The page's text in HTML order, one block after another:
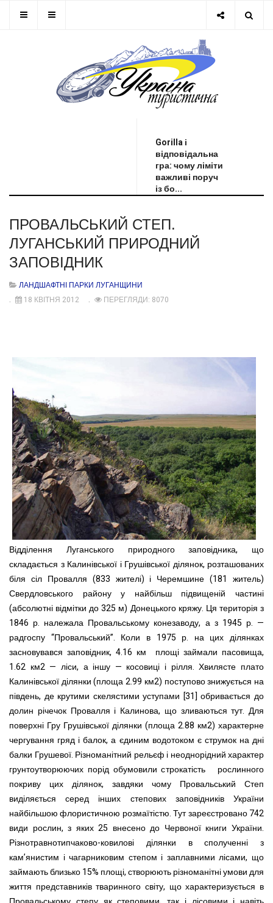
Gorilla і
відповідальна
гра: чому ліміти
важливі поруч
із бо...
ПРОВАЛЬСЬКИЙ СТЕП.
ЛУГАНСЬКИЙ ПРИРОДНИЙ
ЗАПОВІДНИК
ЛАНДШАФТНІ ПАРКИ ЛУГАНЩИНИ
18 КВІТНЯ 2012
ПЕРЕГЛЯДИ: 8070
Відділення Луганського природного заповідника, що
складається з Калинівської і Грушівської ділянок, розташованих
біля сіл Провалля (833 жителі) і Черемшине (181 житель)
Свердловського району у найбільш підвищеній частині
(абсолютні відмітки до 325 м) Донецького кряжу. Ця територія з
1846 р. належала Провальському конезаводу, а з 1945 р. —
радгоспу “Провальський”. Коли в 1975 р. на цих ділянках
засновувався заповідник, 4.16 км площі займали пасовища,
1.62 км2 — ліси, а іншу — косовиці і рілля. Хвилясте плато
Калинівської ділянки (площа 2.99 км2) поступово знижується на
південь, де крутими скелястими уступами [31] обривається до
долин річечок Провалля і Калинова, що зливаються тут. Для
поверхні Гру Грушівської ділянки (площа 2.88 км2) характерне
чергування гряд і балок, а єдиним водотоком є струмок на дні
балки Грушевої. Різноманітний рельєф і неоднорідний характер
грунтоутворюючих порід обумовили строкатість рослинного
покриву цих ділянок, завдяки чому Провальський Степ
виділяється серед інших степових заповідників України
найбільшою флористичною розмаїтістю. Тут зареєстровано 742
види рослин, з яких 25 внесено до Червоної книги України.
Різнотравнотипчаково-ковилові ділянки в сполученні з
кам’янистим і чагарниковим степом і заплавними лісами, що
займають близько 15% площі, створюють різноманітні умови для
життя представників тваринного світу, що характеризується в